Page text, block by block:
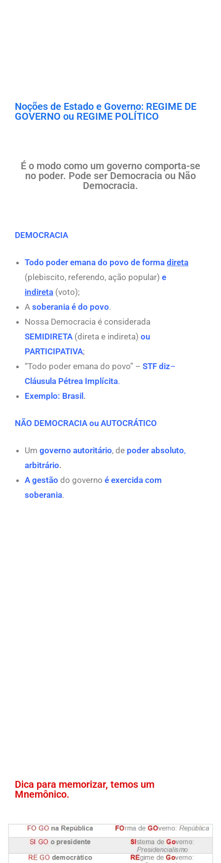
Noções de Estado e Governo: REGIME DE
GOVERNO ou REGIME POLÍTICO
É o modo como um governo comporta-se
no poder. Pode ser Democracia ou Não
Democracia.
DEMOCRACIA
Todo poder emana do povo de forma direta
(plebiscito, referendo, ação popular) e
indireta (voto);
A soberania é do povo.
Nossa Democracia é considerada
SEMIDIRETA (direta e indireta) ou
PARTICIPATIVA;
“Todo poder emana do povo” – STF diz–
Cláusula Pétrea Implícita.
Exemplo: Brasil .
NÃO DEMOCRACIA ou AUTOCRÁTICO
Um governo autoritário, de poder absoluto,
arbitrário.
A gestão do governo é exercida com
soberania.
Dica para memorizar, temos um
Mnemônico.